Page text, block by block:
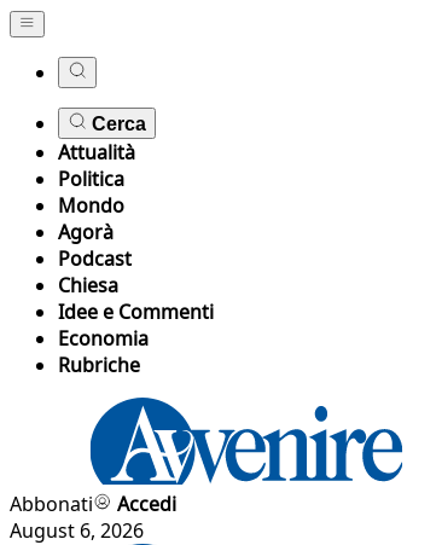
Cerca
Attualità
Politica
Mondo
Agorà
Podcast
Chiesa
Idee e Commenti
Economia
Rubriche
Abbonati
Accedi
August 6, 2026